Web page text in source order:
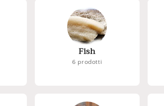
Fish
6 prodotti